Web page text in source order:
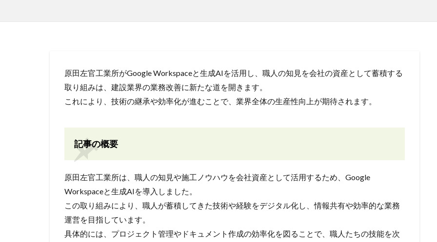
原田左官工業所がGoogle Workspaceと生成AIを活用し、職人の知見を会社の資産として蓄積する
取り組みは、建設業界の業務改善に新たな道を開きます。
これにより、技術の継承や効率化が進むことで、業界全体の生産性向上が期待されます。
記事の概要
原田左官工業所は、職人の知見や施工ノウハウを会社資産として活用するため、Google
Workspaceと生成AIを導入しました。
この取り組みにより、職人が蓄積してきた技術や経験をデジタル化し、情報共有や効率的な業務
運営を目指しています。
具体的には、プロジェクト管理やドキュメント作成の効率化を図ることで、職人たちの技能を次